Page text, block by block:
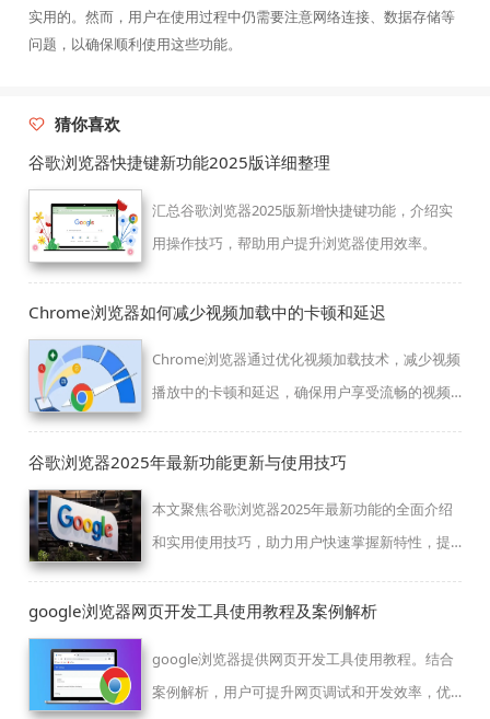
实用的。然而，用户在使用过程中仍需要注意网络连接、数据存储等
问题，以确保顺利使用这些功能。
猜你喜欢
谷歌浏览器快捷键新功能2025版详细整理
汇总谷歌浏览器2025版新增快捷键功能，介绍实
用操作技巧，帮助用户提升浏览器使用效率。
Chrome浏览器如何减少视频加载中的卡顿和延迟
Chrome浏览器通过优化视频加载技术，减少视频
播放中的卡顿和延迟，确保用户享受流畅的视频
谷歌浏览器2025年最新功能更新与使用技巧
本文聚焦谷歌浏览器2025年最新功能的全面介绍
和实用使用技巧，助力用户快速掌握新特性，提
google浏览器网页开发工具使用教程及案例解析
google浏览器提供网页开发工具使用教程。结合
案例解析，用户可提升网页调试和开发效率，优